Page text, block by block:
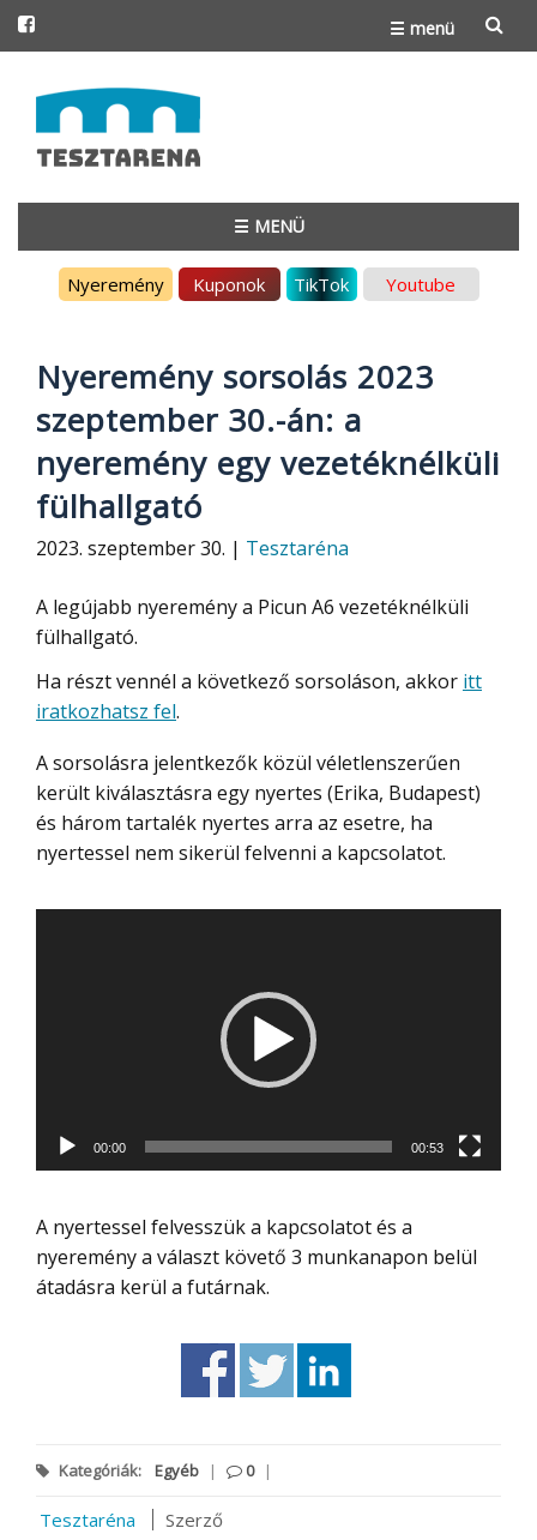
☰ menü
to
content
☰ MENÜ
Nyeremény Kuponok TikTok Youtube
Nyeremény sorsolás 2023
szeptember 30.-án: a
nyeremény egy vezetéknélküli
fülhallgató
2023. szeptember 30. | Tesztaréna
A legújabb nyeremény a Picun A6 vezetéknélküli
fülhallgató.
Ha részt vennél a következő sorsoláson, akkor itt
iratkozhatsz fel.
A sorsolásra jelentkezők közül véletlenszerűen
került kiválasztásra egy nyertes (Erika, Budapest)
és három tartalék nyertes arra az esetre, ha
nyertessel nem sikerül felvenni a kapcsolatot.
00:00 00:53
A nyertessel felvesszük a kapcsolatot és a
nyeremény a választ követő 3 munkanapon belül
átadásra kerül a futárnak.
Kategóriák: Egyéb | 0 |
Tesztaréna
Szerző